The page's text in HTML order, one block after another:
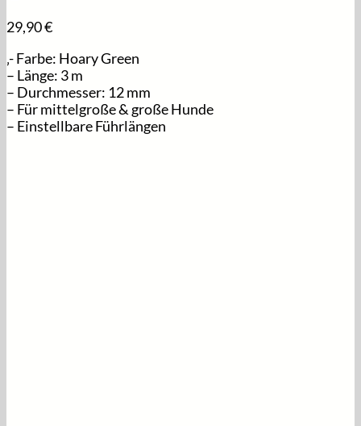
29,90€
‚- Farbe: Hoary Green
– Länge: 3 m
– Durchmesser: 12 mm
– Für mittelgroße & große Hunde
– Einstellbare Führlängen